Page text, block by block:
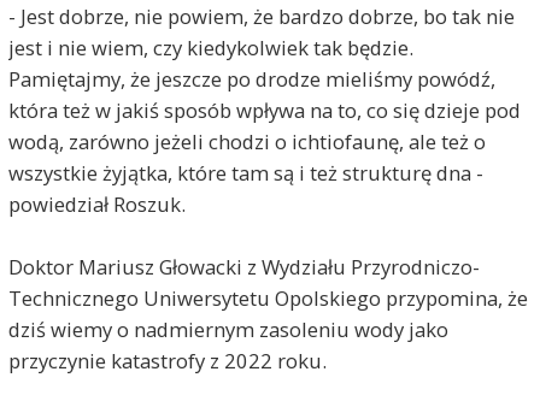
- Jest dobrze, nie powiem, że bardzo dobrze, bo tak nie
jest i nie wiem, czy kiedykolwiek tak będzie.
Pamiętajmy, że jeszcze po drodze mieliśmy powódź,
która też w jakiś sposób wpływa na to, co się dzieje pod
wodą, zarówno jeżeli chodzi o ichtiofaunę, ale też o
wszystkie żyjątka, które tam są i też strukturę dna -
powiedział Roszuk.
Doktor Mariusz Głowacki z Wydziału Przyrodniczo-
Technicznego Uniwersytetu Opolskiego przypomina, że
dziś wiemy o nadmiernym zasoleniu wody jako
przyczynie katastrofy z 2022 roku.